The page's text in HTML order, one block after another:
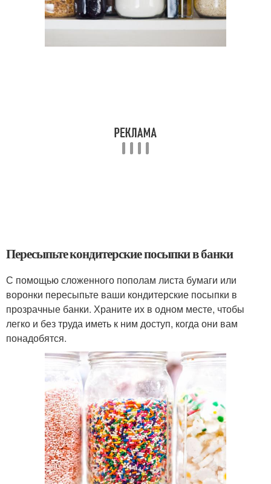
Пересыпьте кондитерские посыпки в банки
С помощью сложенного пополам листа бумаги или
воронки пересыпьте ваши кондитерские посыпки в
прозрачные банки. Храните их в одном месте, чтобы
легко и без труда иметь к ним доступ, когда они вам
понадобятся.